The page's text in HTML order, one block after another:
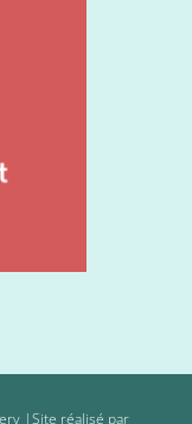
|Site réalisé par